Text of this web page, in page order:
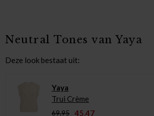
Neutral Tones van Yaya
Deze look bestaat uit:
Yaya
Trui Crème
69,95 45,47